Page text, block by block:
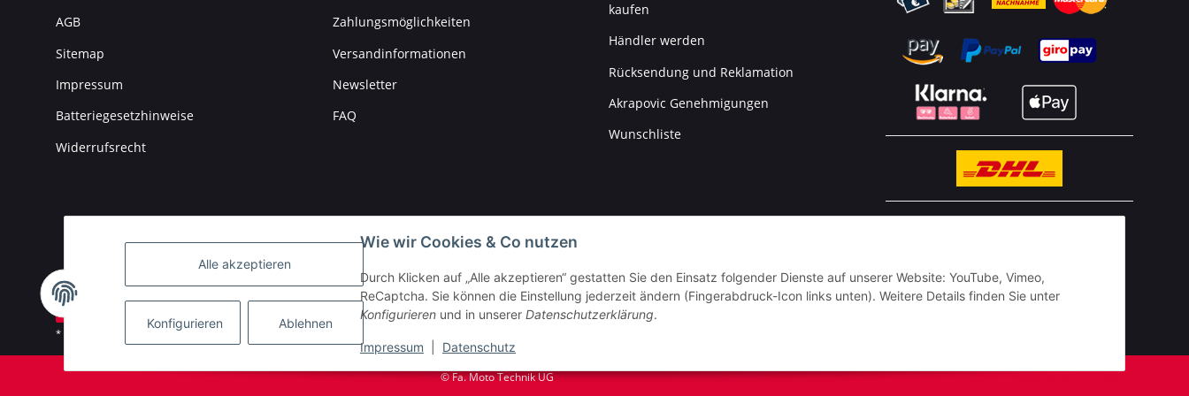
Alle akzeptieren
Konfigurieren Ablehnen
Wie wir Cookies & Co nutzen
Durch Klicken auf „Alle akzeptieren“ gestatten Sie den Einsatz folgender Dienste auf unserer Website: YouTube, Vimeo,
ReCaptcha. Sie können die Einstellung jederzeit ändern (Fingerabdruck-Icon links unten). Weitere Details finden Sie unter
Konfigurieren und in unserer Datenschutzerklärung.
Impressum Datenschutz
AGB
Sitemap
Impressum
Batteriegesetzhinweise
Widerrufsrecht
Zahlungsmöglichkeiten
Versandinformationen
Newsletter
FAQ
kaufen
Händler werden
Rücksendung und Reklamation
Akrapovic Genehmigungen
Wunschliste
Vertrag widerrufen
* Alle Preise inkl. gesetzlicher USt., zzgl.
© Fa. Moto Technik UG